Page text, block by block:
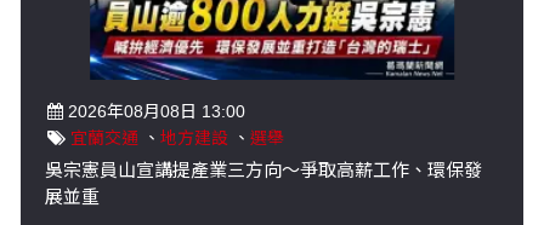
2026年08月08日 13:00
宜蘭交通 、 地方建設 、 選舉
吳宗憲員山宣講提產業三方向～爭取高薪工作、環保發
展並重